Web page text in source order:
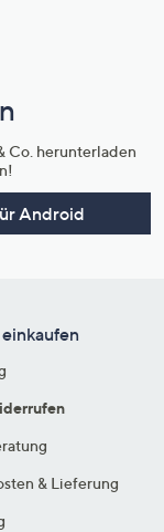
Co. herunterladen
Android
& Lieferung